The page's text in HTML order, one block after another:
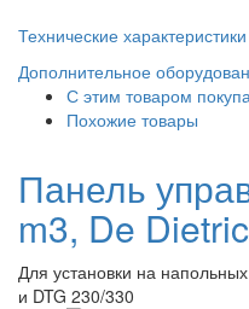
Технические
Дополнительное
С этим товаром
Похожие товары
Панель
m3, De
Для установки на
и DTG 230/330